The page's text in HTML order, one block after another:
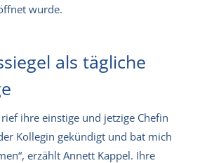
wurde.
als tägliche
rief ihre einstige und jetzige Chefin
Kollegin gekündigt und bat mich
erzählt Annett Kappel. Ihre